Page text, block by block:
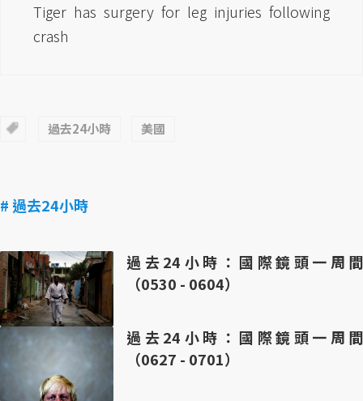
Tiger has surgery for leg injuries following
crash
過去24小時 美國
# 過去24小時
過去24小時：國際鏡頭一周間
（0530 - 0604）
過去24小時：國際鏡頭一周間
（0627 - 0701）